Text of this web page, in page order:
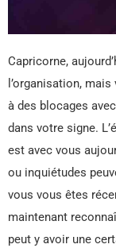
Capricorne,
l’organisation,
à des blocages
dans votre signe.
est avec vous
ou inquiétudes
vous vous êtes
maintenant
peut y avoir une